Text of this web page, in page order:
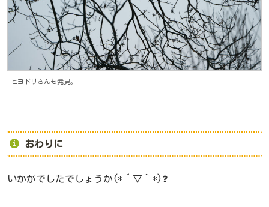
ヒヨドリさんも発見。
おわりに
いかがでしたでしょうか(*´▽｀*)❓